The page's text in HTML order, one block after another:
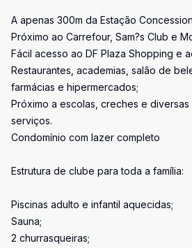
A apenas 300m da Estação
Próximo ao Carrefour, Sam?s Club e
Fácil acesso ao DF Plaza Shopping e
Restaurantes, academias, salão de
farmácias e hipermercados;
Próximo a escolas, creches e
serviços.
Condomínio com lazer completo
Estrutura de clube para toda a família:
Piscinas adulto e infantil aquecidas;
Sauna;
2 churrasqueiras;